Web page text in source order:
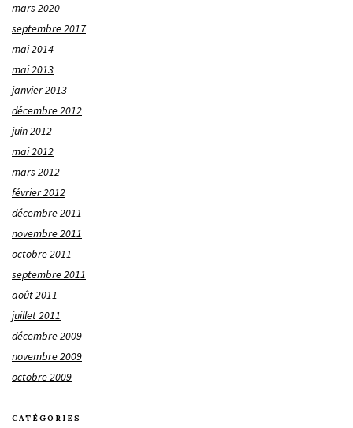
mars 2020
septembre 2017
mai 2014
mai 2013
janvier 2013
décembre 2012
juin 2012
mai 2012
mars 2012
février 2012
décembre 2011
novembre 2011
octobre 2011
septembre 2011
août 2011
juillet 2011
décembre 2009
novembre 2009
octobre 2009
CATÉGORIES